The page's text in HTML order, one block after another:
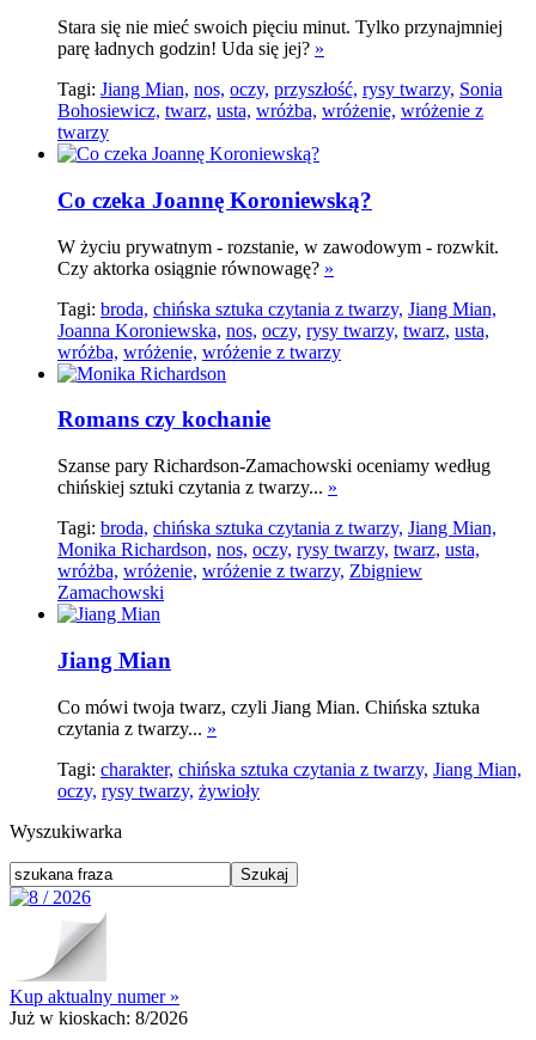
Stara się nie mieć swoich pięciu minut. Tylko przynajmniej
parę ładnych godzin! Uda się jej? »
Tagi: Jiang Mian, nos, oczy, przyszłość, rysy twarzy, Sonia
Bohosiewicz, twarz, usta, wróżba, wróżenie, wróżenie z
twarzy
Co czeka Joannę Koroniewską?
W życiu prywatnym - rozstanie, w zawodowym - rozwkit.
Czy aktorka osiągnie równowagę? »
Tagi: broda, chińska sztuka czytania z twarzy, Jiang Mian,
Joanna Koroniewska, nos, oczy, rysy twarzy, twarz, usta,
wróżba, wróżenie, wróżenie z twarzy
Romans czy kochanie
Szanse pary Richardson-Zamachowski oceniamy według
chińskiej sztuki czytania z twarzy... »
Tagi: broda, chińska sztuka czytania z twarzy, Jiang Mian,
Monika Richardson, nos, oczy, rysy twarzy, twarz, usta,
wróżba, wróżenie, wróżenie z twarzy, Zbigniew
Zamachowski
Jiang Mian
Co mówi twoja twarz, czyli Jiang Mian. Chińska sztuka
czytania z twarzy... »
Tagi: charakter, chińska sztuka czytania z twarzy, Jiang Mian,
oczy, rysy twarzy, żywioły
Wyszukiwarka
Kup aktualny numer »
Już w kioskach: 8/2026